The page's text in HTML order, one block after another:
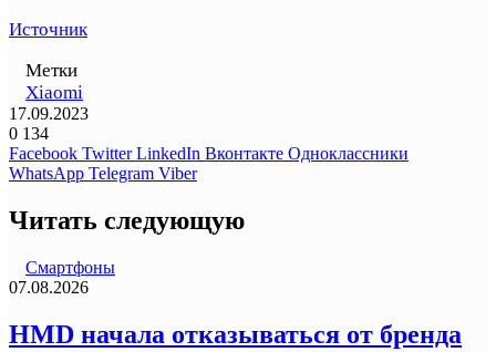
Источник
Метки
Xiaomi
17.09.2023
0 134
Facebook Twitter LinkedIn Вконтакте Одноклассники
WhatsApp Telegram Viber
Читать следующую
Смартфоны
07.08.2026
HMD начала отказываться от бренда